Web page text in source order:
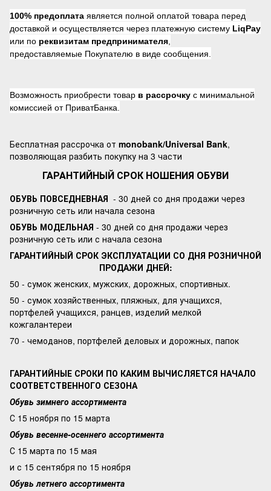
100% предоплата является полной оплатой товара перед
доставкой и осуществляется через платежную систему LiqPay
или по реквизитам предпринимателя
предоставляемые Покупателю в виде сообщения.
Возможность приобрести товар в рассрочку с минимальной
комиссией от ПриватБанка.
Бесплатная рассрочка от monobank/Universal Bank,
позволяющая разбить покупку на 3 части
ГАРАНТИЙНЫЙ СРОК НОШЕНИЯ ОБУВИ
ОБУВЬ ПОВСЕДНЕВНАЯ - 30 дней со дня продажи через
розничную сеть или начала сезона
ОБУВЬ МОДЕЛЬНАЯ - 30 дней со дня продажи через
розничную сеть или с начала сезона
ГАРАНТИЙНЫЙ СРОК ЭКСПЛУАТАЦИИ СО ДНЯ РОЗНИЧНОЙ
ПРОДАЖИ ДНЕЙ:
50 - сумок женских, мужских, дорожных, спортивных.
50 - сумок хозяйственных, пляжных, для учащихся,
портфелей учащихся, ранцев, изделий мелкой
кожгалантереи
70 - чемоданов, портфелей деловых и дорожных, папок
ГАРАНТИЙНЫЕ СРОКИ ПО КАКИМ ВЫЧИСЛЯЕТСЯ НАЧАЛО
СООТВЕТСТВЕННОГО СЕЗОНА
Обувь зимнего ассортимента
С 15 ноября по 15 марта
Обувь весенне-осеннего ассортимента
С 15 марта по 15 мая
и с 15 сентября по 15 ноября
Обувь летнего ассортимента